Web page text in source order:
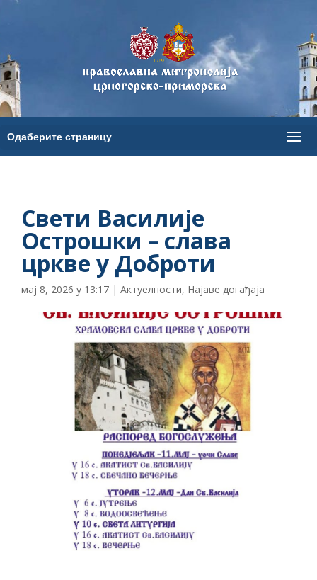
Свети Василије
Острошки – слава
цркве у Доброти
мај 8, 2026 у 13:17 | Актуелности, Најаве догађаја